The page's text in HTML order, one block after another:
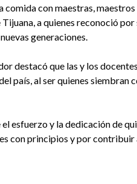
comida con maestras,
a quienes reconoció
generaciones.
destacó que las y los
país, al ser quienes siembran
esfuerzo y la dedicación de
con principios y por